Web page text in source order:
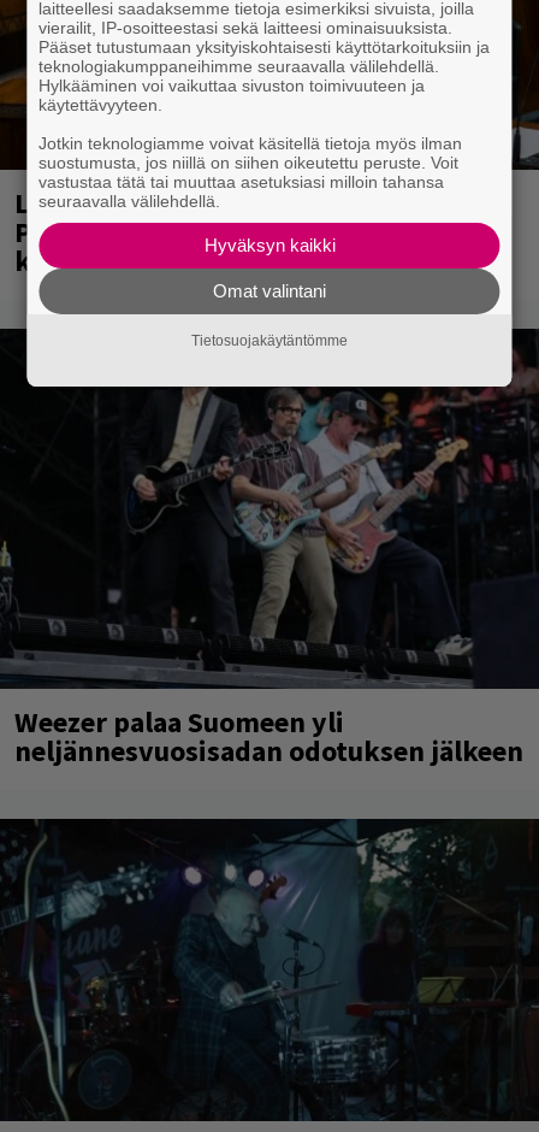
Laittomasta graffitista kiinni jäänyt
Paavo Arhinmäki jälleen spraypullo
kädessä – näitä puolueita ei kiinnosta
Weezer palaa Suomeen yli
neljännesvuosisadan odotuksen jälkeen
laitteellesi saadaksemme tietoja esimerkiksi sivuista, joilla
vierailit, IP-osoitteestasi sekä laitteesi ominaisuuksista.
Pääset tutustumaan yksityiskohtaisesti käyttötarkoituksiin ja
teknologiakumppaneihimme seuraavalla välilehdellä.
Hylkääminen voi vaikuttaa sivuston toimivuuteen ja
käytettävyyteen.
Jotkin teknologiamme voivat käsitellä tietoja myös ilman
suostumusta, jos niillä on siihen oikeutettu peruste. Voit
vastustaa tätä tai muuttaa asetuksiasi milloin tahansa
seuraavalla välilehdellä.
Hyväksyn kaikki
Omat valintani
Tietosuojakäytäntömme